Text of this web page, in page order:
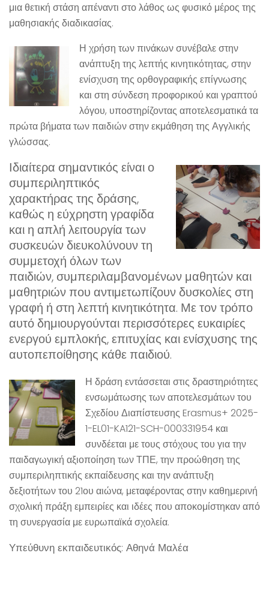
μια θετική στάση απέναντι στο λάθος ως φυσικό μέρος της
μαθησιακής διαδικασίας.
Η χρήση των πινάκων συνέβαλε στην
ανάπτυξη της λεπτής κινητικότητας, στην
ενίσχυση της ορθογραφικής επίγνωσης
και στη σύνδεση προφορικού και γραπτού
λόγου, υποστηρίζοντας αποτελεσματικά τα
πρώτα βήματα των παιδιών στην εκμάθηση της Αγγλικής
γλώσσας.
Ιδιαίτερα σημαντικός είναι ο
συμπεριληπτικός
χαρακτήρας της δράσης,
καθώς η εύχρηστη γραφίδα
και η απλή λειτουργία των
συσκευών διευκολύνουν τη
συμμετοχή όλων των
παιδιών, συμπεριλαμβανομένων μαθητών και
μαθητριών που αντιμετωπίζουν δυσκολίες στη
γραφή ή στη λεπτή κινητικότητα. Με τον τρόπο
αυτό δημιουργούνται περισσότερες ευκαιρίες
ενεργού εμπλοκής, επιτυχίας και ενίσχυσης της
αυτοπεποίθησης κάθε παιδιού.
Η δράση εντάσσεται στις δραστηριότητες
ενσωμάτωσης των αποτελεσμάτων του
Σχεδίου Διαπίστευσης Erasmus+ 2025-
1-EL01-KA121-SCH-000331954 και
συνδέεται με τους στόχους του για την
παιδαγωγική αξιοποίηση των ΤΠΕ, την προώθηση της
συμπεριληπτικής εκπαίδευσης και την ανάπτυξη
δεξιοτήτων του 21ου αιώνα, μεταφέροντας στην καθημερινή
σχολική πράξη εμπειρίες και ιδέες που αποκομίστηκαν από
τη συνεργασία με ευρωπαϊκά σχολεία.
Υπεύθυνη εκπαιδευτικός: Αθηνά Μαλέα